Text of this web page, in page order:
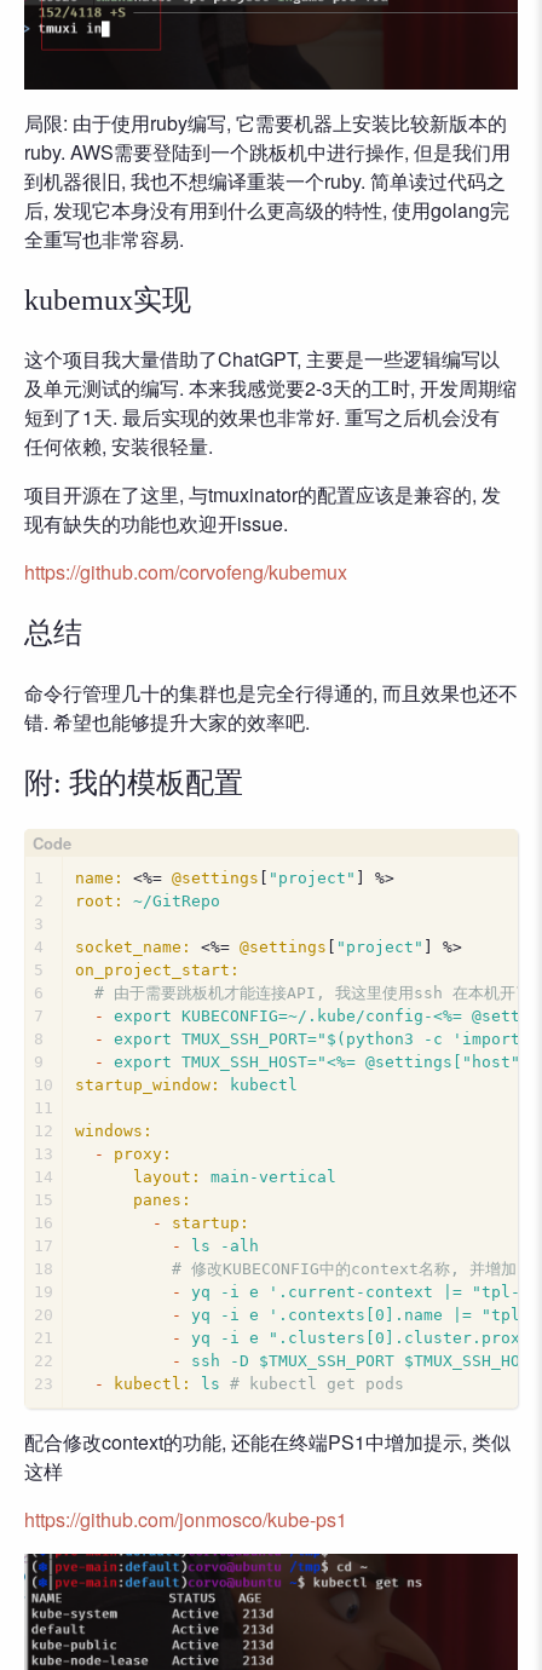
局限: 由于使用ruby编写, 它需要机器上安装比较新版本的
ruby. AWS需要登陆到一个跳板机中进行操作, 但是我们用
到机器很旧, 我也不想编译重装一个ruby. 简单读过代码之
后, 发现它本身没有用到什么更高级的特性, 使用golang完
全重写也非常容易.
kubemux实现
这个项目我大量借助了ChatGPT, 主要是一些逻辑编写以
及单元测试的编写. 本来我感觉要2-3天的工时, 开发周期缩
短到了1天. 最后实现的效果也非常好. 重写之后机会没有
任何依赖, 安装很轻量.
项目开源在了这里, 与tmuxinator的配置应该是兼容的, 发
现有缺失的功能也欢迎开issue.
https://github.com/corvofeng/kubemux
总结
命令行管理几十的集群也是完全行得通的, 而且效果也还不
错. 希望也能够提升大家的效率吧.
附: 我的模板配置
1
2
3
4
5
6
7
8
9
10
11
12
13
14
15
16
17
18
19
20
21
22
23
name: <%= @settings "project"
%>
root:
~/GitRepo
socket_name: <%= @settings "project"
%>
on_project_start:
# 由于需要跳板机才能连接API, 我这里使用ssh 在本机开了
-
export KUBECONFIG=~/.kube/config-<%=
-
export TMUX_SSH_PORT="$(python3 -c
'import
-
export TMUX_SSH_HOST="<%= @settings["host"]
startup_window:
kubectl
windows:
-
proxy:
layout:
main-vertical
panes:
-
startup:
-
ls
-alh
# 修改KUBECONFIG中的context名称, 并增加
-
yq -i e
'.current-context |= "tpl-
-
yq -i e
'.contexts[0].name |= "tpl-
-
yq -i e
".clusters[0].cluster.proxy-
-
ssh -D $TMUX_SSH_PORT $TMUX_SSH_HOST
-
kubectl: ls # kubectl get pods
配合修改context的功能, 还能在终端PS1中增加提示, 类似
这样
https://github.com/jonmosco/kube-ps1